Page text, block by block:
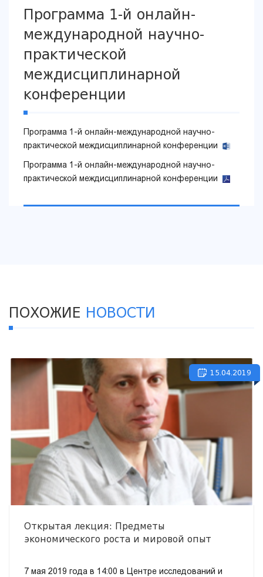
Программа 1-й онлайн-
международной научно-
практической
междисциплинарной
конференции
Программа 1-й онлайн-международной научно-
практической междисциплинарной конференции
Программа 1-й онлайн-международной научно-
практической междисциплинарной конференции
ПОХОЖИЕ НОВОСТИ
15.04.2019
Открытая лекция: Предметы
экономического роста и мировой опыт
7 мая 2019 года в 14:00 в Центре исследований и